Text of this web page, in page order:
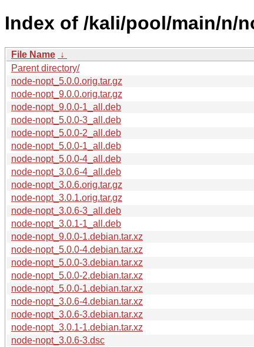
Index of /kali/pool/main/n/
File Name ↓
Parent directory/
node-nopt_5.0.0.orig.tar.gz
node-nopt_9.0.0.orig.tar.gz
node-nopt_9.0.0-1_all.deb
node-nopt_5.0.0-3_all.deb
node-nopt_5.0.0-2_all.deb
node-nopt_5.0.0-1_all.deb
node-nopt_5.0.0-4_all.deb
node-nopt_3.0.6-4_all.deb
node-nopt_3.0.6.orig.tar.gz
node-nopt_3.0.1.orig.tar.gz
node-nopt_3.0.6-3_all.deb
node-nopt_3.0.1-1_all.deb
node-nopt_9.0.0-1.debian.tar.xz
node-nopt_5.0.0-4.debian.tar.xz
node-nopt_5.0.0-3.debian.tar.xz
node-nopt_5.0.0-2.debian.tar.xz
node-nopt_5.0.0-1.debian.tar.xz
node-nopt_3.0.6-4.debian.tar.xz
node-nopt_3.0.6-3.debian.tar.xz
node-nopt_3.0.1-1.debian.tar.xz
node-nopt_3.0.6-3.dsc